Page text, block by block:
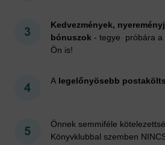
Kedvezmények,
bónuszok - tegye próbára a
Ön is!
A legelőnyösebb
Önnek semmiféle
Könyvklubbal szemben